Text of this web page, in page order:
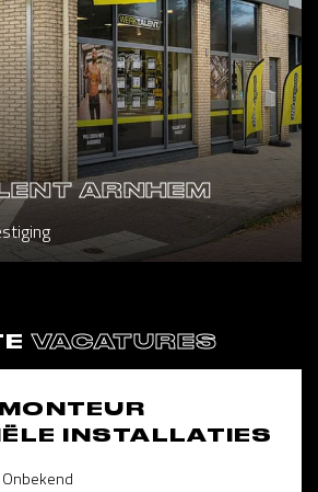
ARNHEM
VACATURES
INSTALLATIES
Onbekend